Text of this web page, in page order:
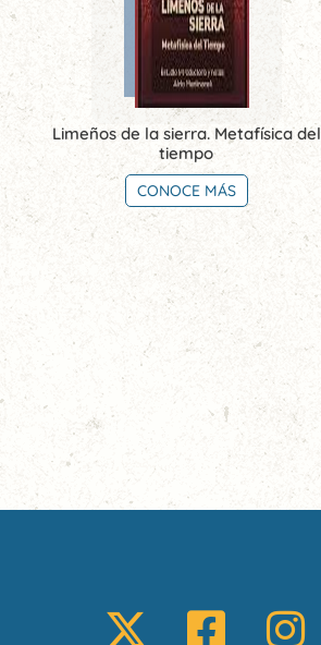
Limeños de la sierra. Metafísica del
tiempo
CONOCE MÁS